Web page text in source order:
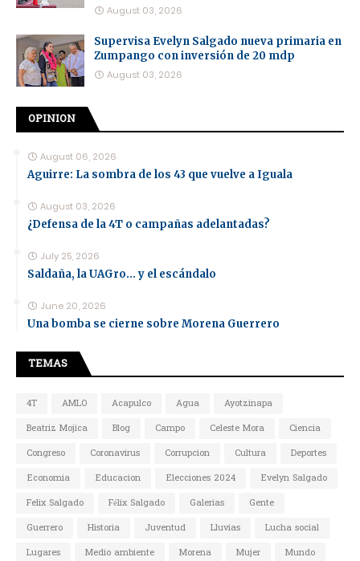
August 03, 2026
Supervisa Evelyn Salgado nueva primaria en
Zumpango con inversión de 20 mdp
August 03, 2026
OPINION
August 06, 2026
Aguirre: La sombra de los 43 que vuelve a Iguala
August 03, 2026
¿Defensa de la 4T o campañas adelantadas?
July 25, 2026
Saldaña, la UAGro... y el escándalo
June 20, 2026
Una bomba se cierne sobre Morena Guerrero
TEMAS
4T AMLO Acapulco Agua
Ayotzinapa
Beatriz Mojica
Blog Campo Celeste Mora
Ciencia
Congreso
Coronavirus Corrupcion Cultura
Deportes
Economia
Educacion Elecciones 2024
Evelyn Salgado
Felix Salgado
Félix Salgado Galerias
Gente
Guerrero
Historia Juventud Lluvias
Lucha social
Lugares
Medio ambiente Morena Mujer
Mundo